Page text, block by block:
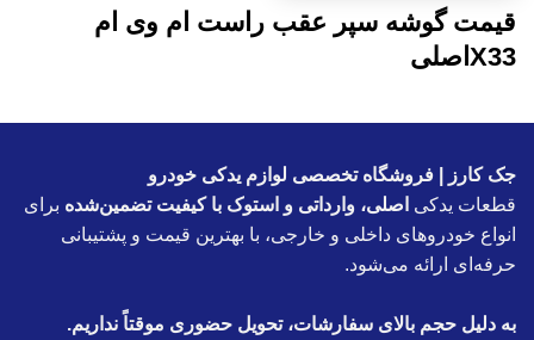
قیمت گوشه سپر عقب راست ام وی ام
X33اصلی
جک کارز | فروشگاه تخصصی لوازم یدکی خودرو
قطعات یدکی اصلی، وارداتی و استوک با کیفیت تضمین‌شده برای
انواع خودروهای داخلی و خارجی، با بهترین قیمت و پشتیبانی
حرفه‌ای ارائه می‌شود.
به دلیل حجم بالای سفارشات، تحویل حضوری موقتاً نداریم.